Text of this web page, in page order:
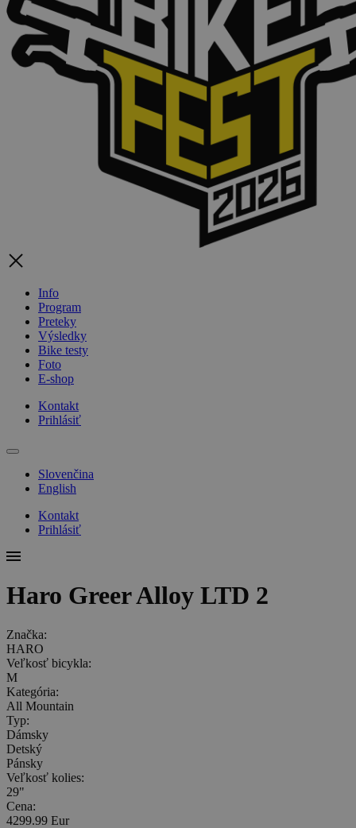
Info
Program
Preteky
Výsledky
Bike testy
Foto
E-shop
Kontakt
Prihlásiť
Slovenčina
English
Kontakt
Prihlásiť
Haro Greer Alloy LTD 2
Značka:
HARO
Veľkosť bicykla:
M
Kategória:
All Mountain
Typ:
Dámsky
Detský
Pánsky
Veľkosť kolies:
29"
Cena:
4299.99 Eur